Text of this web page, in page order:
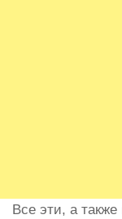
Все эти, а